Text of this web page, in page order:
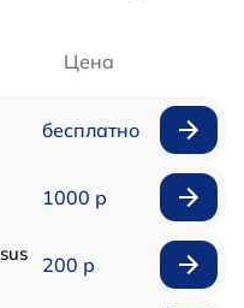
Цена
бесплатно
1000 р
200 р